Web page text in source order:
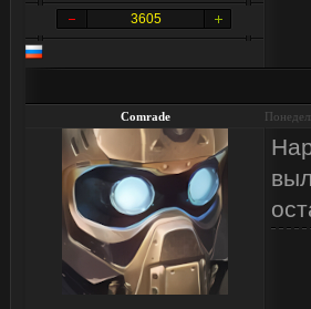
3605
Comrade